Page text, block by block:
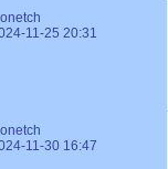
11-25 20:31
11-30 16:47